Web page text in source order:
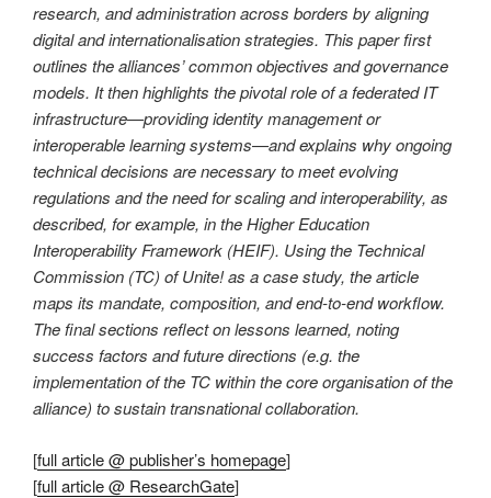
research, and administration across borders by aligning
digital and internationalisation strategies. This paper first
outlines the alliances’ common objectives and governance
models. It then highlights the pivotal role of a federated IT
infrastructure—providing identity management or
interoperable learning systems—and explains why ongoing
technical decisions are necessary to meet evolving
regulations and the need for scaling and interoperability, as
described, for example, in the Higher Education
Interoperability Framework (HEIF). Using the Technical
Commission (TC) of Unite! as a case study, the article
maps its mandate, composition, and end‑to‑end workflow.
The final sections reflect on lessons learned, noting
success factors and future directions (e.g. the
implementation of the TC within the core organisation of the
alliance) to sustain transnational collaboration.
[full article @ publisher’s homepage]
[full article @ ResearchGate]